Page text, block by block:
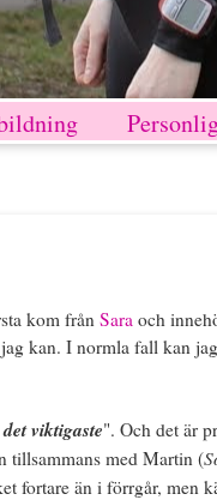
kom från Sara och
kan. I normla fall kan
viktigaste". Och det är
tillsammans med Martin (
fortare än i förrgår, men